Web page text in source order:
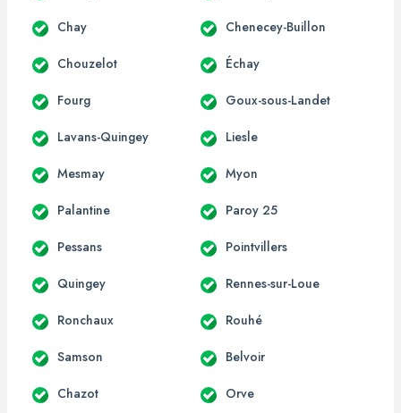
Chay Chenecey-Buillon
Chouzelot Échay
Fourg Goux-sous-Landet
Lavans-Quingey Liesle
Mesmay Myon
Palantine Paroy 25
Pessans Pointvillers
Quingey Rennes-sur-Loue
Ronchaux Rouhé
Samson Belvoir
Chazot Orve